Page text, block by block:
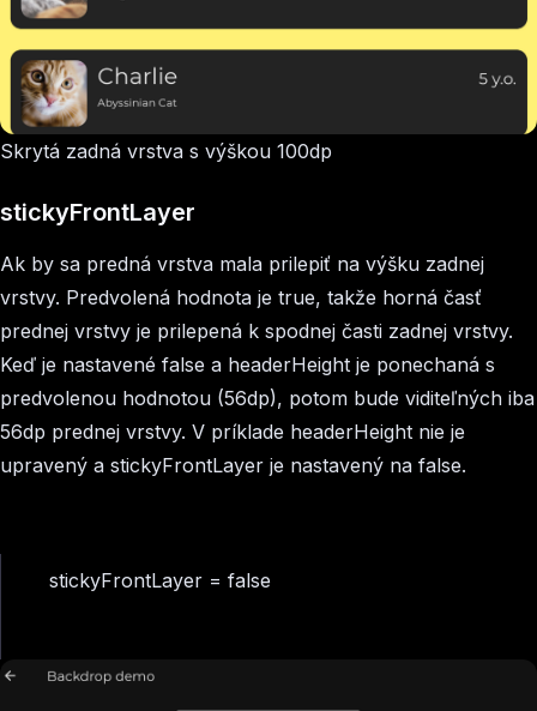
Skrytá zadná vrstva s výškou 100dp
stickyFrontLayer
Ak by sa predná vrstva mala prilepiť na výšku zadnej
vrstvy. Predvolená hodnota je true, takže horná časť
prednej vrstvy je prilepená k spodnej časti zadnej vrstvy.
Keď je nastavené false a headerHeight je ponechaná s
predvolenou hodnotou (56dp), potom bude viditeľných iba
56dp prednej vrstvy. V príklade headerHeight nie je
upravený a stickyFrontLayer je nastavený na false.
stickyFrontLayer = false